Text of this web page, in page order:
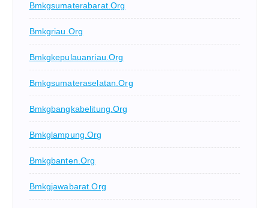
Bmkgsumaterabarat.org
Bmkgriau.org
Bmkgkepulauanriau.org
Bmkgsumateraselatan.org
Bmkgbangkabelitung.org
Bmkglampung.org
Bmkgbanten.org
Bmkgjawabarat.org